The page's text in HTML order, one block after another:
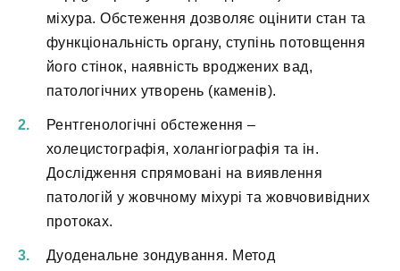
міхура. Обстеження дозволяє оцінити стан та
функціональність органу, ступінь потовщення
його стінок, наявність вроджених вад,
патологічних утворень (каменів).
Рентгенологічні обстеження –
холецистографія, холангіографія та ін.
Дослідження спрямовані на виявлення
патологій у жовчному міхурі та жовчовивідних
протоках.
Дуоденальне зондування. Метод